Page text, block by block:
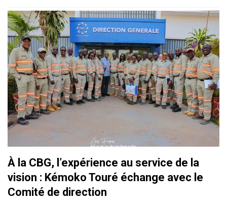
À la CBG, l’expérience au service de la
vision : Kémoko Touré échange avec le
Comité de direction